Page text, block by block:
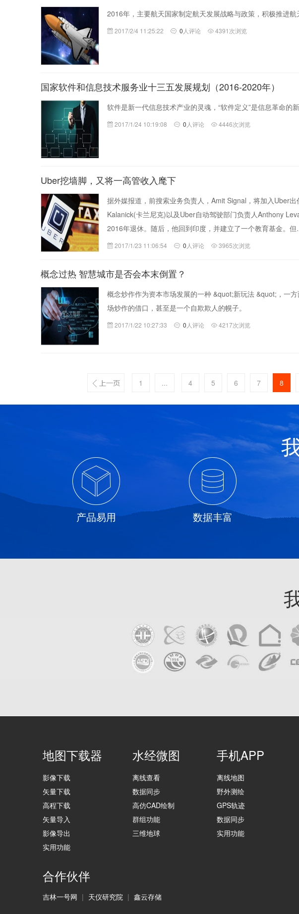
2016年，主要航天国家制定航天发展战略与政策，积极推进航
2017/2/4 11:25:22 0 人评论 4391次浏览
国家软件和信息技术服务业十三五发展规划（2016-2020年）
软件是新一代信息技术产业的灵魂，“软件定义”是信息革命的
2017/1/24 10:19:08 0 人评论 4446次浏览
Uber挖墙脚，又将一高管收入麾下
据外媒报道，前搜索业务负责人，Amit Signal，将加入Uber
Kalanick(卡兰尼克)以及Uber自动驾驶部门负责人Anthony
2016年退休。随后，他回到印度，并建立了一个教育基金。
2017/1/23 11:06:54 0 人评论 3965次浏览
概念过热 智慧城市是否会本末倒置？
概念炒作作为资本市场发展的一种 &quot;新玩法 &quot;，一
场炒作的借口，甚至是一个自欺欺人的幌子。
2017/1/22 10:27:33 0 人评论 4217次浏览
1 ... 4 5 6 7 8
产品易用 数据丰富
地图下载器
影像下载
矢量下载
高程下载
矢量导入
影像导出
实用功能
水经微图
离线查看
数据同步
高仿CAD绘制
群组功能
三维地球
手机APP
离线地图
野外测绘
GPS轨迹
数据同步
实用功能
合作伙伴
吉林一号网 | 天仪研究院 | 鑫云存储